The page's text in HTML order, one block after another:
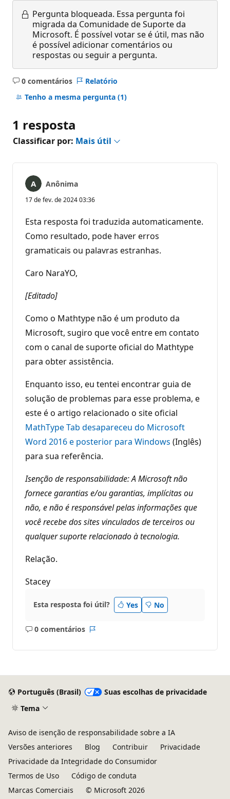
Pergunta bloqueada. Essa pergunta foi
migrada da Comunidade de Suporte da
Microsoft. É possível votar se é útil, mas não
é possível adicionar comentários ou
respostas ou seguir a pergunta.
0 comentários
Sem
comentários
Relatório
Tenho a mesma pergunta (1)
1 resposta
Classificar por: Mais útil
Anônima
17 de fev. de 2024 03:36
Esta resposta foi traduzida automaticamente.
Como resultado, pode haver erros
gramaticais ou palavras estranhas.
Caro NaraYO,
[Editado]
Como o Mathtype não é um produto da
Microsoft, sugiro que você entre em contato
com o canal de suporte oficial do Mathtype
para obter assistência.
Enquanto isso, eu tentei encontrar guia de
solução de problemas para esse problema, e
este é o artigo relacionado o site oficial
MathType Tab desapareceu do Microsoft
Word 2016 e posterior para Windows (Inglês)
para sua referência.
Isenção de responsabilidade: A Microsoft não
fornece garantias e/ou garantias, implícitas ou
não, e não é responsável pelas informações que
você recebe dos sites vinculados de terceiros ou
qualquer suporte relacionado à tecnologia.
Relação.
Stacey
Esta resposta foi útil? Yes No
0 comentários
Sem
Português (Brasil)
Suas escolhas de privacidade
Tema
Aviso de isenção de responsabilidade sobre a IA
Versões anteriores
Blog Contribuir
Privacidade
Privacidade da Integridade do Consumidor
Termos de Uso
Código de conduta
Marcas Comerciais
© Microsoft 2026